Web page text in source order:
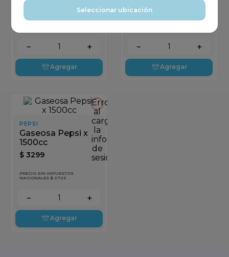
Seleccionar ubicación
sesión
$
PRECIO SIN IMPUESTOS
＋
－
Agregar
sesión
PRECIO SIN IMPUESTOS
＋
－
Agregar
Error
al
cargar
la
información
de
sesión
PEPSI
Gaseosa Pepsi x
1500cc
$ 3299
PRECIO SIN IMPUESTOS
NACIONALES $ 2726
＋
－
Agregar